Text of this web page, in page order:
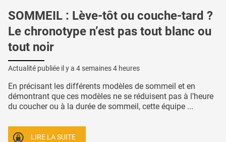
SOMMEIL : Lève-tôt ou couche-tard ?
Le chronotype n’est pas tout blanc ou
tout noir
Actualité publiée il y a 4 semaines 4 heures
En précisant les différents modèles de sommeil et en
démontrant que ces modèles ne se réduisent pas à l’heure
du coucher ou à la durée de sommeil, cette équipe ...
LIRE LA SUITE